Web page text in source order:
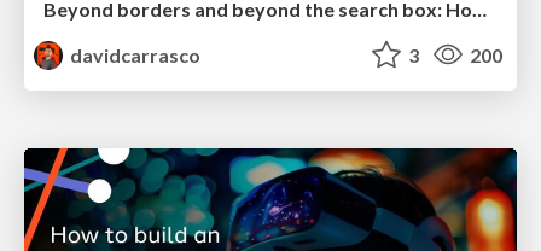
davidcarrasco
3 200